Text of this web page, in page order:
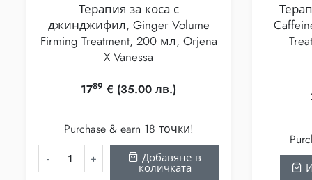
Терапия за коса с
джинджифил, Ginger Volume
Firming Treatment, 200 мл, Orjena
X Vanessa
1789 € (35.00 лв.)
Purchase & earn 18 точки!
Добавяне в
количката